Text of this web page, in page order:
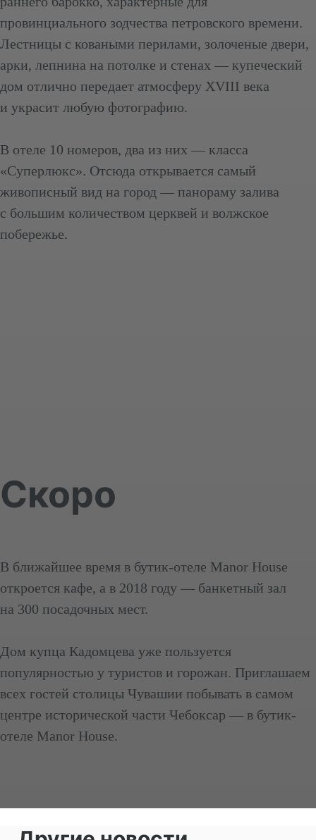
провинциального зодчества петровского времени.
Лестницы с коваными перилами, золоченые двери,
арки, лепнина на потолке и стенах — купеческий
дом отлично передает атмосферу XVIII века
и украсит любую фотографию.
В отеле 10 номеров, два из них — класса
«Суперлюкс». Отсюда открывается самый
живописный вид на город — панораму залива
с большим количеством церквей и волжское
побережье.
Скоро
В ближайшее время в бутик-отеле Manor House
откроется кафе, а в 2018 году — банкетный зал
на 300 посадочных мест.
Дом купца Кадомцева уже пользуется
популярностью у туристов и горожан. Приглашаем
всех гостей столицы Чувашии побывать в самом
центре исторической части Чебоксар — в бутик-
отеле Manor House.